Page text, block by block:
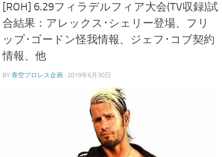
[ROH] 6.29フィラデルフィア大会(TV収録)試
合結果：アレックス･シェリー登場、フリ
ップ･ゴードン怪我情報、ジェフ･コブ契約
情報、他
BY 青空プロレス企画 · 2019年6月30日